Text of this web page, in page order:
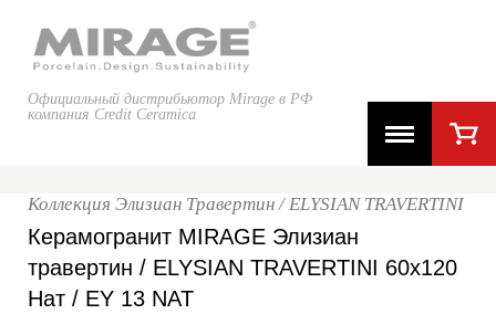
Официальный дистрибьютор Mirage в РФ
компания Credit Ceramica
Коллекция Элизиан Травертин / ELYSIAN TRAVERTINI
Керамогранит MIRAGE Элизиан
травертин / ELYSIAN TRAVERTINI 60x120
Нат / EY 13 NAT